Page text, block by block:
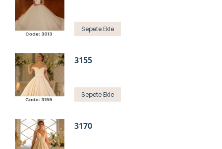
Sepete Ekle
3155
Sepete Ekle
3170